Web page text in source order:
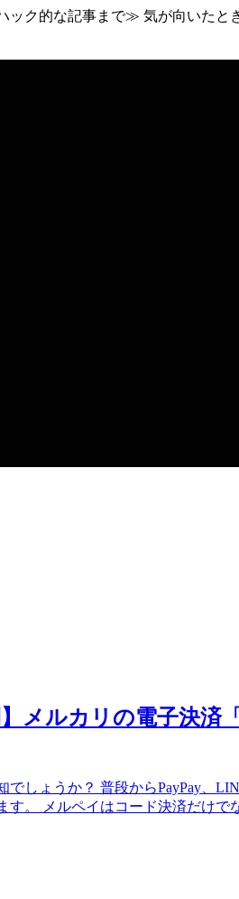
ク的な記事まで≫ 気が向いたと
メルカリの電子決済
しょうか？ 普段からPayPay、
。 メルペイはコード決済だけで